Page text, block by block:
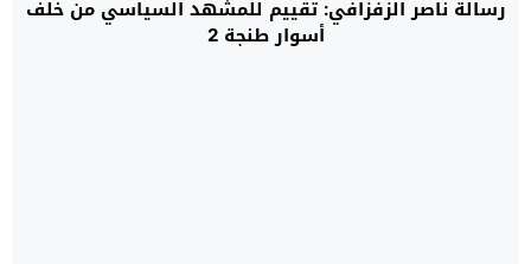
رسالة ناصر الزفزافي: تقييم للمشهد السياسي من خلف
أسوار طنجة 2